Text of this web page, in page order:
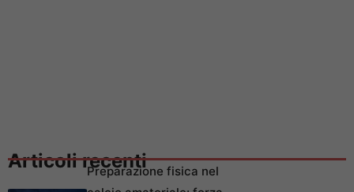
Articoli recentiPreparazione fisica nel